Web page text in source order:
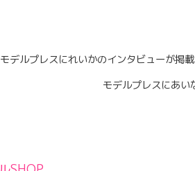
モデルプレスにれいかのインタビューが掲
モデルプレスにあい